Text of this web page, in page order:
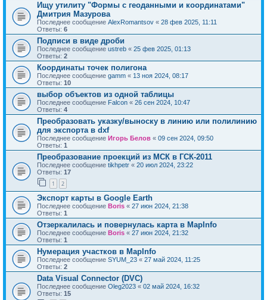
Ищу утилиту "Формы с геоданными и координатами"
Дмитрия Мазурова
Последнее сообщение AlexRomantsov « 28 фев 2025, 11:11
Ответы: 6
Подписи в виде дроби
Последнее сообщение ustreb « 25 фев 2025, 01:13
Ответы: 2
Координаты точек полигона
Последнее сообщение gamm « 13 ноя 2024, 08:17
Ответы: 10
выбор объектов из одной таблицы
Последнее сообщение Falcon « 26 сен 2024, 10:47
Ответы: 4
Преобразовать указку/выноску в линию или полилинию
для экспорта в dxf
Последнее сообщение Игорь Белов « 09 сен 2024, 09:50
Ответы: 1
Преобразование проекций из МСК в ГСК-2011
Последнее сообщение tikhpetr « 20 июл 2024, 23:22
Ответы: 17
1 2
Экспорт карты в Google Earth
Последнее сообщение Boris « 27 июн 2024, 21:38
Ответы: 1
Отзеркалилась и повернулась карта в MapInfo
Последнее сообщение Boris « 27 июн 2024, 21:32
Ответы: 1
Нумерация участков в MapInfo
Последнее сообщение SYUM_23 « 27 май 2024, 11:25
Ответы: 2
Data Visual Connector (DVC)
Последнее сообщение Oleg2023 « 02 май 2024, 16:32
Ответы: 15